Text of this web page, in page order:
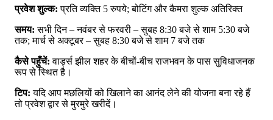
प्रवेश शुल्क: प्रति व्यक्ति 5 रुपये; बोटिंग और कैमरा शुल्क अतिरिक्त
समय: सभी दिन – नवंबर से फरवरी – सुबह 8:30 बजे से शाम 5:30 बजे
तक; मार्च से अक्टूबर – सुबह 8:30 बजे से शाम 7 बजे तक
कैसे पहुँचें: वार्ड्स झील शहर के बीचों-बीच राजभवन के पास सुविधाजनक
रूप से स्थित है।
टिप: यदि आप मछलियों को खिलाने का आनंद लेने की योजना बना रहे हैं
तो प्रवेश द्वार से मुरमुरे खरीदें।